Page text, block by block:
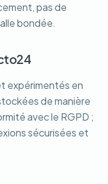
pas de
bondée.
expérimentés en
de manière
avec le RGPD ;
sécurisées et